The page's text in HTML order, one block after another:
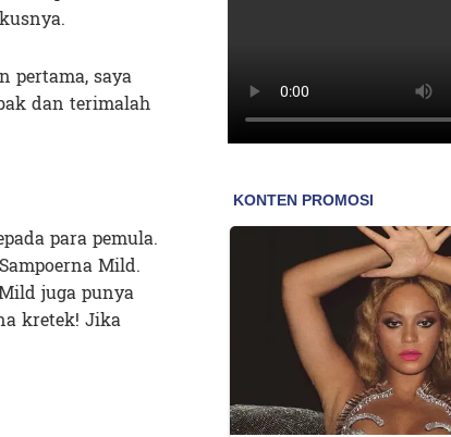
pertama, saya
dan terimalah
para pemula.
Mild.
juga punya
kretek! Jika